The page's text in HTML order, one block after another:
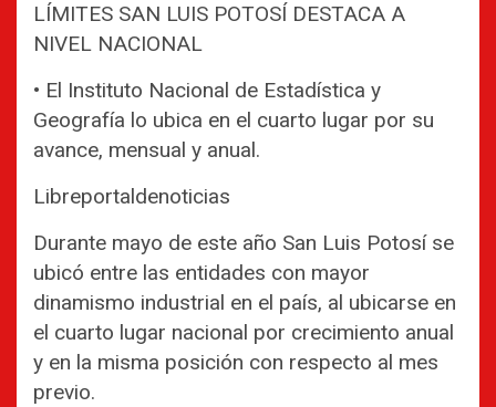
LÍMITES SAN LUIS POTOSÍ DESTACA A
NIVEL NACIONAL
• El Instituto Nacional de Estadística y
Geografía lo ubica en el cuarto lugar por su
avance, mensual y anual.
Libreportaldenoticias
Durante mayo de este año San Luis Potosí se
ubicó entre las entidades con mayor
dinamismo industrial en el país, al ubicarse en
el cuarto lugar nacional por crecimiento anual
y en la misma posición con respecto al mes
previo.